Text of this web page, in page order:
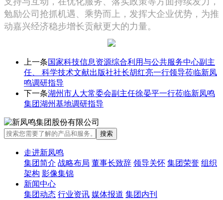
勉励公司抢抓机遇、乘势而上，发挥大企业优势，为推
动嘉兴经济稳步增长贡献更大的力量。
上一条国家科技信息资源综合利用与公共服务中心副主
任、 科学技术文献出版社社长胡红亮一行领导莅临新凤
鸣调研指导
下一条湖州市人大常委会副主任徐晏平一行莅临新凤鸣
集团湖州基地调研指导
走进新凤鸣
集团简介 战略布局 董事长致辞 领导关怀 集团荣誉 组织
架构 影像集锦
新闻中心
集团动态 行业资讯 媒体报道 集团内刊